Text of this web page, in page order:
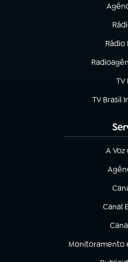
(abre
Rádio
(abre em
TV
TV Brasil
(abre em
A Voz
(abre
(abre
Canal
(abre
Monitoramento
(abre em nova